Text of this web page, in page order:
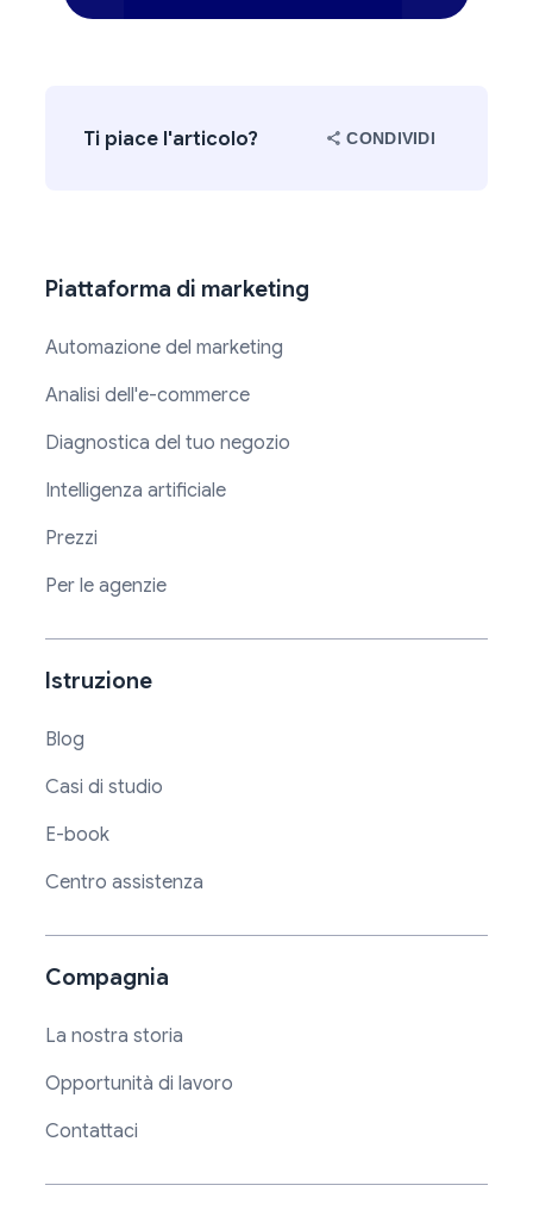
Ti piace l'articolo? CONDIVIDI
Piattaforma di marketing
Automazione del marketing
Analisi dell'e-commerce
Diagnostica del tuo negozio
Intelligenza artificiale
Prezzi
Per le agenzie
Istruzione
Blog
Casi di studio
E-book
Centro assistenza
Compagnia
La nostra storia
Opportunità di lavoro
Contattaci